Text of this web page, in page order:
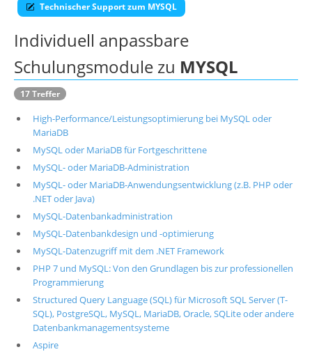
Technischer Support zum MYSQL
Individuell anpassbare
Schulungsmodule zu MYSQL
17 Treffer
High-Performance/Leistungsoptimierung bei MySQL oder
MariaDB
MySQL oder MariaDB für Fortgeschrittene
MySQL- oder MariaDB-Administration
MySQL- oder MariaDB-Anwendungsentwicklung (z.B. PHP oder
.NET oder Java)
MySQL-Datenbankadministration
MySQL-Datenbankdesign und -optimierung
MySQL-Datenzugriff mit dem .NET Framework
PHP 7 und MySQL: Von den Grundlagen bis zur professionellen
Programmierung
Structured Query Language (SQL) für Microsoft SQL Server (T-
SQL), PostgreSQL, MySQL, MariaDB, Oracle, SQLite oder andere
Datenbankmanagementsysteme
Aspire